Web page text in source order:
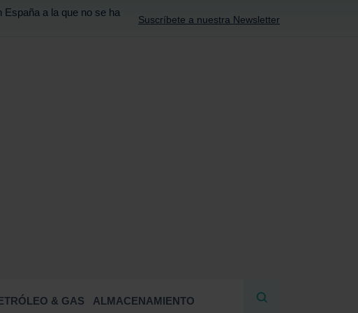
a la que no se ha
Suscríbete a nuestra Newsletter
& GAS ALMACENAMIENTO